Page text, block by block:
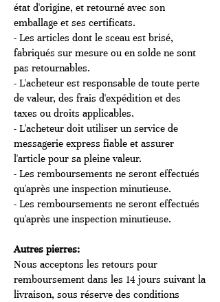
état d'origine, et retourné avec son
emballage et ses certificats.
- Les articles dont le sceau est brisé,
fabriqués sur mesure ou en solde ne sont
pas retournables.
- L'acheteur est responsable de toute perte
de valeur, des frais d'expédition et des
taxes ou droits applicables.
- L'acheteur doit utiliser un service de
messagerie express fiable et assurer
l'article pour sa pleine valeur.
- Les remboursements ne seront effectués
qu'après une inspection minutieuse.
- Les remboursements ne seront effectués
qu'après une inspection minutieuse.
Autres pierres:
Nous acceptons les retours pour
remboursement dans les 14 jours suivant la
livraison, sous réserve des conditions